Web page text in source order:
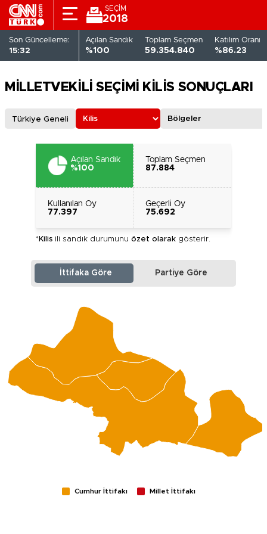
SEÇİM
2018
Son Güncelleme:
15:32
Açılan Sandık
%100
Toplam Seçmen
59.354.840
Katılım Oranı
%86.23
MİLLETVEKİLİ SEÇİMİ KİLİS SONUÇLARI
Türkiye Geneli
Açılan Sandık
%100
Toplam Seçmen
87.884
Kullanılan Oy
77.397
Geçerli Oy
75.692
* Kilis ili sandık durumunu özet olarak gösterir.
İttifaka Göre Partiye Göre
Cumhur İttifakı Millet İttifakı